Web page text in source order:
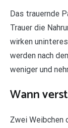
Das trauernde
Trauer die
wirken
werden nach
weniger und
Wann
Zwei Weibchen